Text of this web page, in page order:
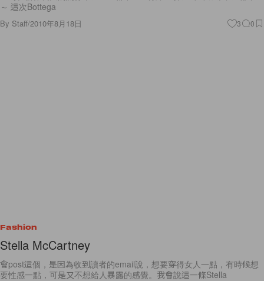
～ 這次Bottega
By Staff/2010年8月18日 3 0
Fashion
Stella McCartney
會post這個，是因為收到讀者的email說，想要穿得女人一點，有時候想
要性感一點，可是又不想給人暴露的感覺。我會說這一條Stella